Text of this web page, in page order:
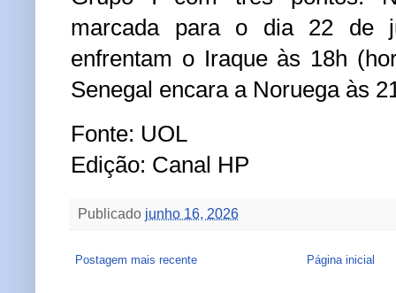
marcada para o dia 22 de
enfrentam o Iraque às 18h
Senegal encara a Noruega às
Fonte: UOL
Edição: Canal HP
Publicado junho 16, 2026
Postagem mais recente Página inicial